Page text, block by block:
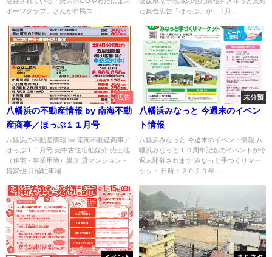
ポーツクラブ」さんが市民ス...
た集合広告「ほっぷ」が、 1月...
広告
八幡浜の不動産情報 by 南海不動
産商事／ほっぷ１１月号
八幡浜の不動産情報 by 南海不動産商事／
ほっぷ１１月号 売中古住宅他媒介 売土地
（住宅・事業用地）媒介 貸マンション・
貸家他 月極駐車場...
未分類
八幡浜みなっと 今週末のイベン
ト情報
八幡浜みなっと 今週末のイベント情報 八
幡浜みなっと１０周年記念のイベントが今
週末開催されます みなっと手づくりマー
ケット 日時：２０２３年...